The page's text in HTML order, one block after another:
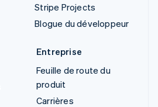
Stripe Projects
Blogue du développeur
Entreprise
Feuille de route du
produit
Carrières